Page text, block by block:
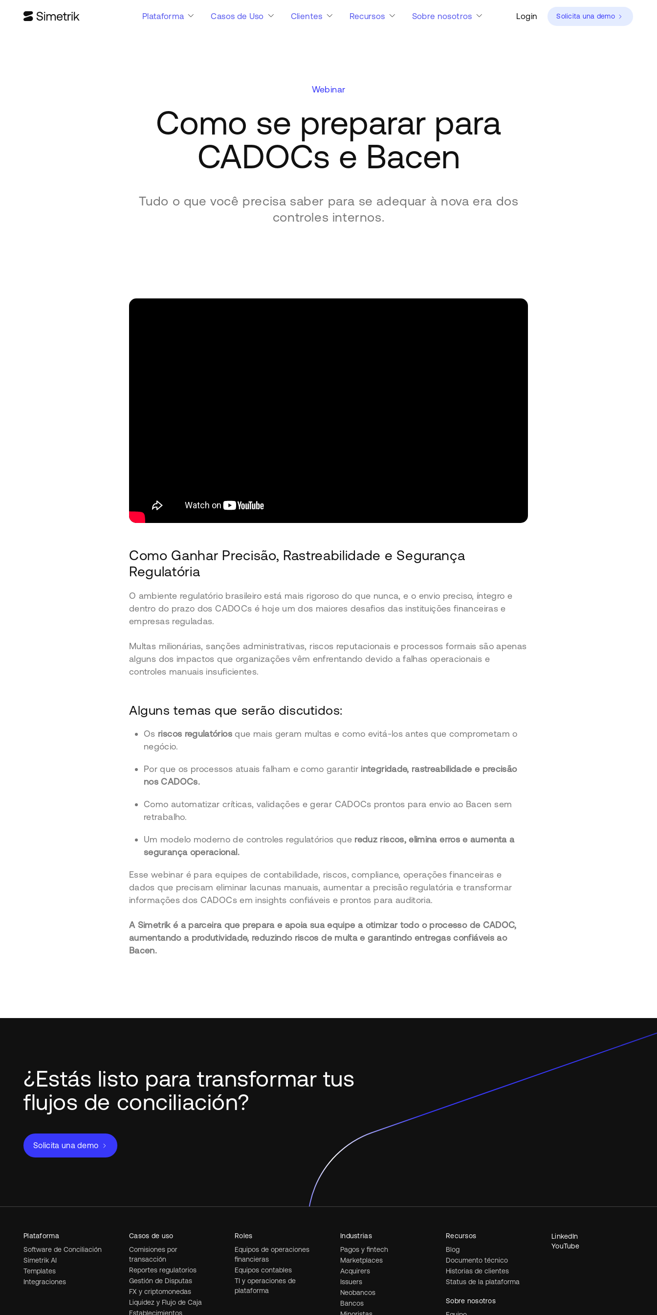
Plataforma Casos de Uso Clientes Recursos Sobre nosotros Login Solicita una demo
Webinar
Como se preparar para
CADOCs e Bacen
Tudo o que você precisa saber para se adequar à nova era dos
controles internos.
Como Ganhar Precisão, Rastreabilidade e Segurança
Regulatória
O ambiente regulatório brasileiro está mais rigoroso do que nunca, e o envio preciso, íntegro e
dentro do prazo dos CADOCs é hoje um dos maiores desafios das instituições financeiras e
empresas reguladas.
Multas milionárias, sanções administrativas, riscos reputacionais e processos formais são apenas
alguns dos impactos que organizações vêm enfrentando devido a falhas operacionais e
controles manuais insuficientes.
Alguns temas que serão discutidos:
Os riscos regulatóriosque mais geram multas e como evitá-los antes que comprometam o
negócio.
Por que os processos atuais falham e como garantir integridade, rastreabilidade e precisão
nos CADOCs.
Como automatizar críticas, validações e gerar CADOCs prontos para envio ao Bacen sem
retrabalho.
Um modelo moderno de controles regulatórios que reduz riscos, elimina erros e aumenta a
segurança operacional.
Esse webinar é para equipes de contabilidade, riscos, compliance, operações financeiras e
dados que precisam eliminar lacunas manuais, aumentar a precisão regulatória e transformar
informações dos CADOCs em insights confiáveis e prontos para auditoria.
A Simetrik é a parceira que prepara e apoia sua equipe a otimizar todo o processo de CADOC,
aumentando a produtividade, reduzindo riscos de multa e garantindo entregas confiáveis ao
Bacen.
¿Estás listo para transformar tus
flujos de conciliación?
Solicita una demo
Plataforma
Software de Conciliación
Simetrik AI
Templates
Integraciones
Casos de uso
Comisiones por
transacción
Reportes regulatorios
Gestión de Disputas
FX y criptomonedas
Liquidez y Flujo de Caja
Establecimientos
Industrias
Pagos y fintech
Marketplaces
Acquirers
Issuers
Neobancos
Bancos
Roles
Equipos de operaciones
financieras
Equipos contables
TI y operaciones de
plataforma
Recursos
Blog
Documento técnico
Historias de clientes
Status de la plataforma
Sobre nosotros
LinkedIn
YouTube